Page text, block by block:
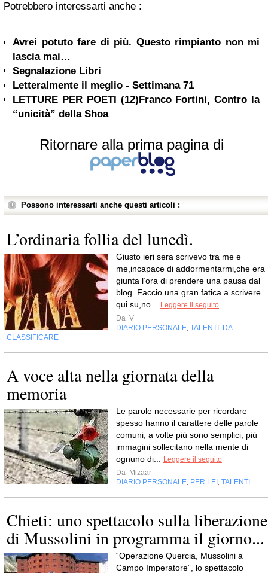
Potrebbero interessarti anche :
Avrei potuto fare di più. Questo rimpianto non mi
lascia mai…
Segnalazione Libri
Letteralmente il meglio - Settimana 71
LETTURE PER POETI (12)Franco Fortini, Contro la
“unicità” della Shoa
Ritornare alla prima pagina di
Possono interessarti anche questi articoli :
L’ordinaria follia del lunedì.
Giusto ieri sera scrivevo tra me e
me,incapace di addormentarmi,che era
giunta l’ora di prendere una pausa dal
blog. Faccio una gran fatica a scrivere
qui su,no...
Leggere il seguito
Da V
DIARIO PERSONALE TALENTI
DA
CLASSIFICARE
A voce alta nella giornata della
memoria
Le parole necessarie per ricordare
spesso hanno il carattere delle parole
comuni; a volte più sono semplici, più
immagini sollecitano nella mente di
ognuno di...
Leggere il seguito
Da Mizaar
DIARIO PERSONALE PER LEI TALENTI
Chieti: uno spettacolo sulla liberazione
di Mussolini in programma il giorno...
“Operazione Quercia, Mussolini a
Campo Imperatore”, lo spettacolo